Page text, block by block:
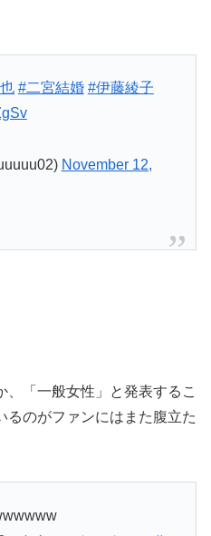
#二宮結婚 #伊藤綾子
November 12,
「一般女性」と発表するこ
るのがファンにはまた腹立た